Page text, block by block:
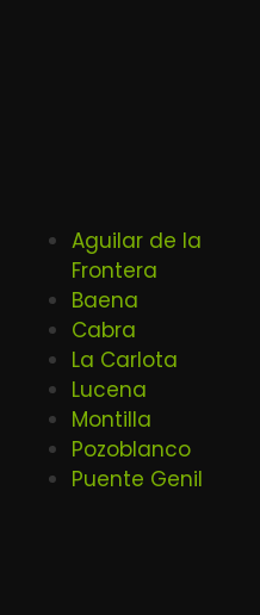
Aguilar de la
Frontera
Baena
Cabra
La Carlota
Lucena
Montilla
Pozoblanco
Puente Genil